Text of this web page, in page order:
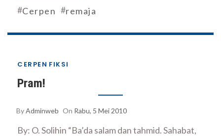
#Cerpen #remaja
CERPEN FIKSI
Pram!
ByAdminweb On Rabu, 5 Mei 2010
By: O. Solihin “Ba’da salam dan tahmid. Sahabat,